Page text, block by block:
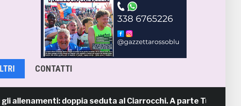
CONTATTI
doppia seduta al Ciarrocchi. A parte Tunjov